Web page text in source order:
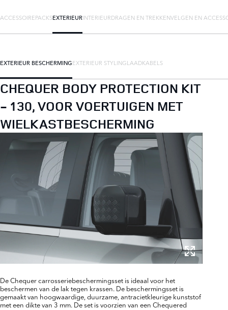
ACCESSOIREPACKSEXTERIEURINTERIEURDRAGEN EN TREKKENVELGEN EN
EXTERIEUR BESCHERMINGEXTERIEUR STYLINGLAADKABELS
CHEQUER BODY PROTECTION KIT
- 130, VOOR VOERTUIGEN MET
WIELKASTBESCHERMING
De Chequer carrosseriebeschermingsset is ideaal voor het
beschermen van de lak tegen krassen. De beschermingsset is
gemaakt van hoogwaardige, duurzame, antracietkleurige kunststof
met een dikte van 3 mm. De set is voorzien van een Chequered